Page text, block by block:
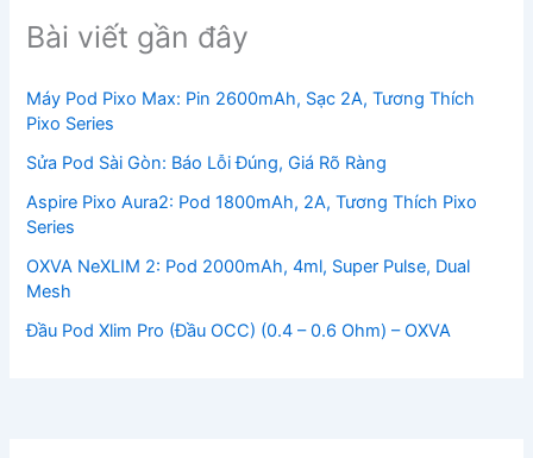
Bài viết gần đây
Máy Pod Pixo Max: Pin 2600mAh, Sạc 2A, Tương Thích
Pixo Series
Sửa Pod Sài Gòn: Báo Lỗi Đúng, Giá Rõ Ràng
Aspire Pixo Aura2: Pod 1800mAh, 2A, Tương Thích Pixo
Series
OXVA NeXLIM 2: Pod 2000mAh, 4ml, Super Pulse, Dual
Mesh
Đầu Pod Xlim Pro (Đầu OCC) (0.4 – 0.6 Ohm) – OXVA